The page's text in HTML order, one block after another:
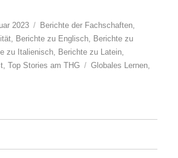
2023 Kategorien
Berichte der Fachschaften,
, Berichte zu Englisch, Berichte zu
zu Italienisch, Berichte zu Latein,
,Top Stories am THG Schlagwörter
Globales Lernen,